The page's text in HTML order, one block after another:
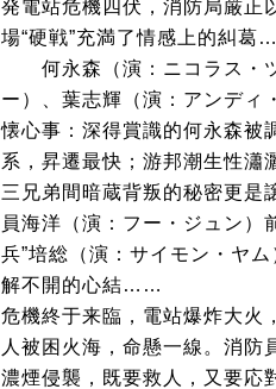
発電站危機四伏，消防局厳正
場“硬戦”充満了情感上的糾
何永森（演：ニコラス・
ー）、葉志輝（演：アンディ
懐心事：深得賞識的何永森被
系，昇遷最快；游邦潮生性瀟
三兄弟間暗蔵背叛的秘密更是
員海洋（演：フー・ジュン）
兵”培総（演：サイモン・ヤ
解不開的心結……
危機終于来臨，電站爆炸大火
人被困火海，命懸一線。消防
濃煙侵襲，既要救人，又要応